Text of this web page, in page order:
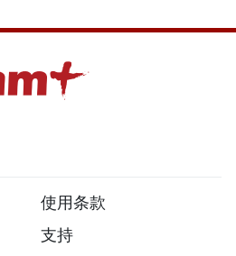
使用条款
支持